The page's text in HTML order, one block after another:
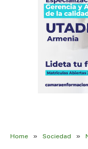
Home » Sociedad »